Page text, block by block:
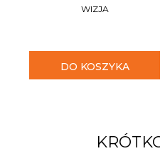
WIZJA
DO KOSZYKA